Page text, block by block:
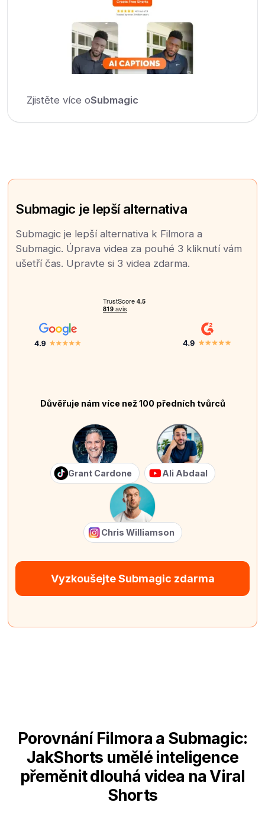
Zjistěte více oSubmagic
Submagic je lepší alternativa
Submagic je lepší alternativa k Filmora a
Submagic. Úprava videa za pouhé 3 kliknutí vám
ušetří čas. Upravte si 3 videa zdarma.
Důvěřuje nám více než 100 předních tvůrců
Grant Cardone Ali Abdaal
Chris Williamson
Vyzkoušejte Submagic zdarma
Porovnání Filmora a Submagic:
JakShorts umělé inteligence
přeměnit dlouhá videa na Viral
Shorts